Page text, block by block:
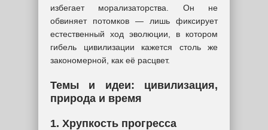
избегает морализаторства. Он не
обвиняет потомков — лишь фиксирует
естественный ход эволюции, в котором
гибель цивилизации кажется столь же
закономерной, как её расцвет.
Темы и идеи: цивилизация,
природа и время
1. Хрупкость прогресса